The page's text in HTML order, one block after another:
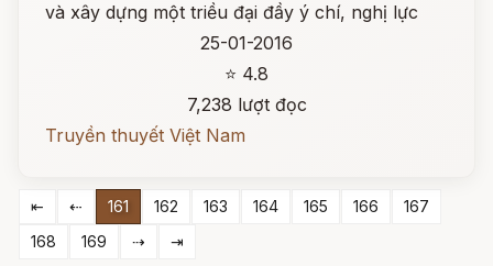
và xây dựng một triều đại đầy ý chí, nghị lực
25-01-2016
⭐ 4.8
7,238 lượt đọc
Truyền thuyết Việt Nam
⇤ ⇠ 161 162 163 164 165 166
167
168
169 ⇢ ⇥